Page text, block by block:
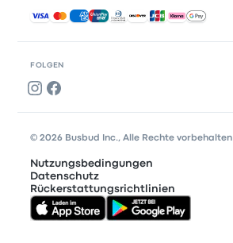
FOLGEN
Akzeptierte Zahlungsmethoden
© 2026 Busbud Inc., Alle Rechte vorbehalten
Nutzungsbedingungen
Datenschutz
Rückerstattungsrichtlinien